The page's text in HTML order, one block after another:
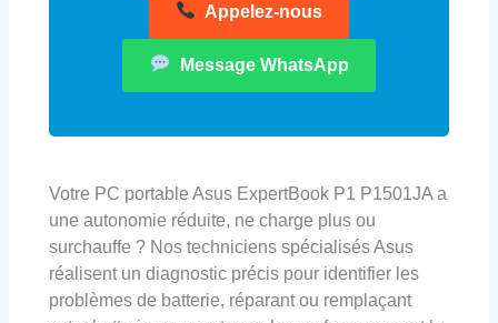
Appelez-nous
Message WhatsApp
Votre PC portable Asus ExpertBook P1 P1501JA a
une autonomie réduite, ne charge plus ou
surchauffe ? Nos techniciens spécialisés Asus
réalisent un diagnostic précis pour identifier les
problèmes de batterie, réparant ou remplaçant